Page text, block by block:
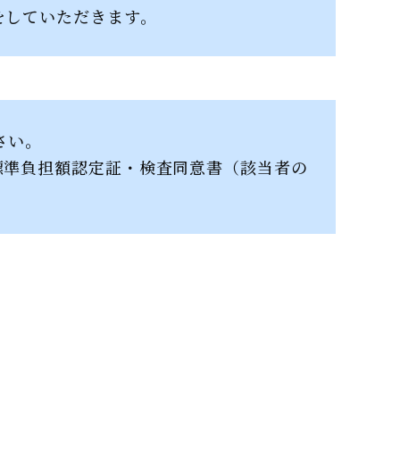
ていただきます。
。
負担額認定証・検査同意書（該当者の